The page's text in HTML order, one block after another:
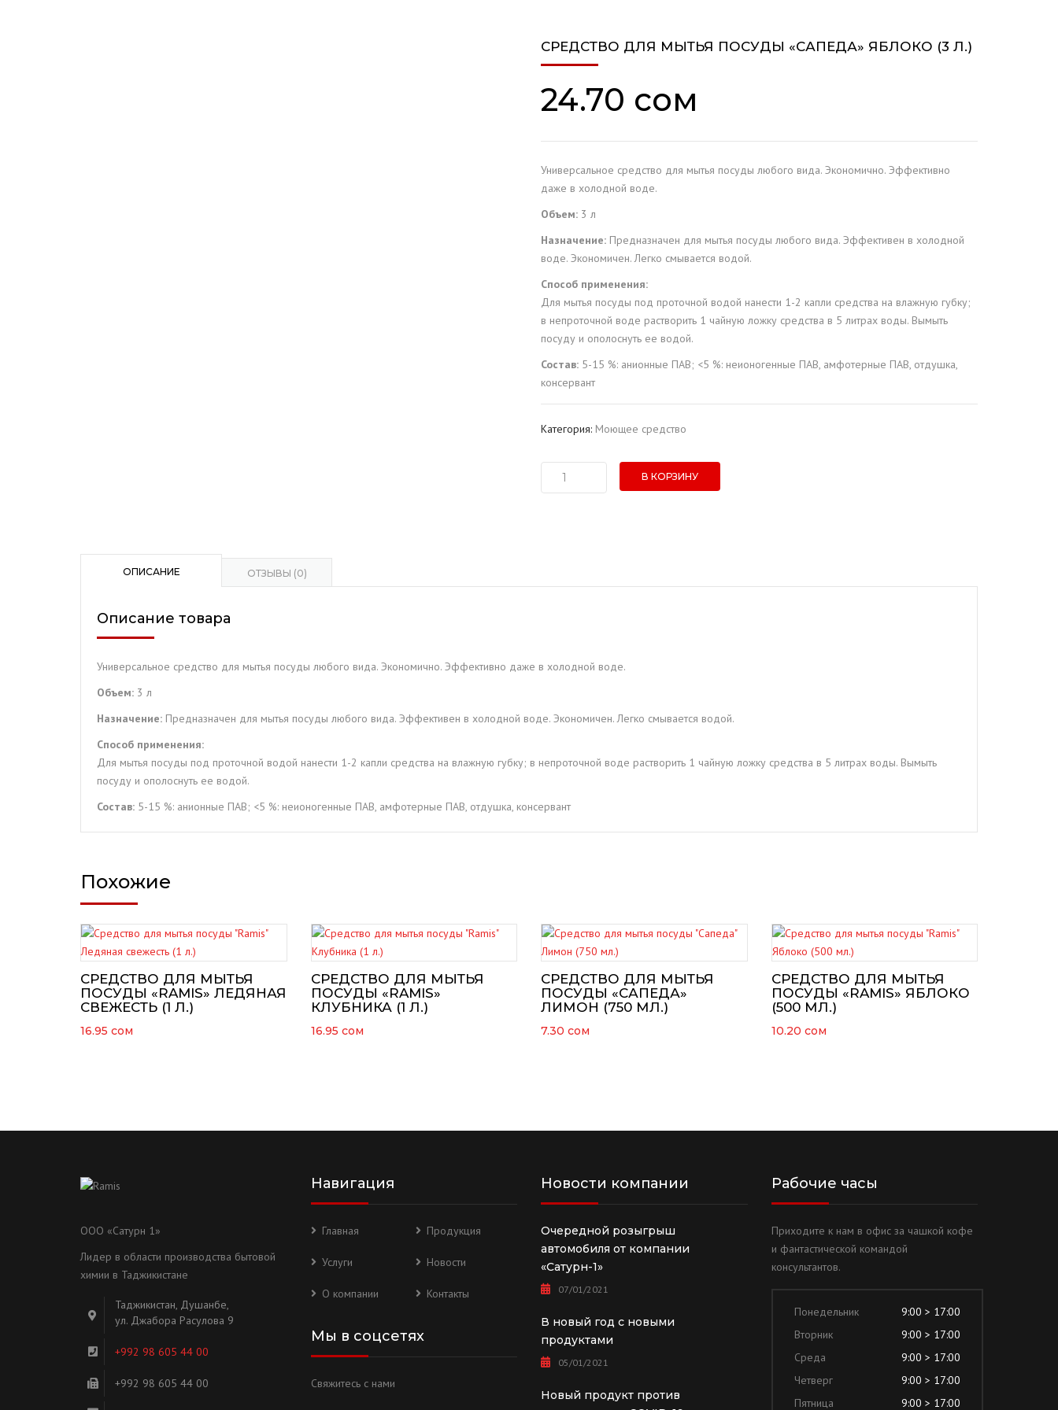
СРЕДСТВО ДЛЯ МЫТЬЯ ПОСУДЫ «САПЕДА» ЯБЛОКО (3 Л.)
24.70 сом
Универсальное средство для мытья посуды любого вида. Экономично. Эффективно
даже в холодной воде.
Объем: 3 л
Назначение: Предназначен для мытья посуды любого вида. Эффективен в холодной
воде. Экономичен. Легко смывается водой.
Способ применения:
Для мытья посуды под проточной водой нанести 1-2 капли средства на влажную губку;
в непроточной воде растворить 1 чайную ложку средства в 5 литрах воды. Вымыть
посуду и ополоснуть ее водой.
Состав: 5-15 %: анионные ПАВ; <5 %: неионогенные ПАВ, амфотерные ПАВ, отдушка,
консервант
Категория: Моющее средство
Количество
"Сапеда"
В КОРЗИНУ
ОПИСАНИЕ ОТЗЫВЫ (0)
Описание товара
Универсальное средство для мытья посуды любого вида. Экономично. Эффективно даже в холодной воде.
Объем: 3 л
Назначение: Предназначен для мытья посуды любого вида. Эффективен в холодной воде. Экономичен. Легко смывается водой.
Способ применения:
Для мытья посуды под проточной водой нанести 1-2 капли средства на влажную губку; в непроточной воде растворить 1 чайную ложку средства в 5 литрах воды. Вымыть
посуду и ополоснуть ее водой.
Состав: 5-15 %: анионные ПАВ; <5 %: неионогенные ПАВ, амфотерные ПАВ, отдушка, консервант
Похожие
СРЕДСТВО ДЛЯ МЫТЬЯ
ПОСУДЫ «RAMIS» ЛЕДЯНАЯ
СВЕЖЕСТЬ (1 Л.)
16.95 сом
СРЕДСТВО ДЛЯ МЫТЬЯ
ПОСУДЫ «RAMIS»
КЛУБНИКА (1 Л.)
16.95 сом
СРЕДСТВО ДЛЯ МЫТЬЯ
ПОСУДЫ «САПЕДА»
ЛИМОН (750 МЛ.)
7.30 сом
СРЕДСТВО ДЛЯ МЫТЬЯ
ПОСУДЫ «RAMIS» ЯБЛОКО
(500 МЛ.)
10.20 сом
ООО «Сатурн 1»
Лидер в области производства бытовой
химии в Таджикистане
Таджикистан, Душанбе,
ул. Джабора Расулова 9
+992 98 605 44 00
+992 98 605 44 00
Навигация
Главная Продукция
Услуги Новости
О компании Контакты
Мы в соцсетях
Свяжитесь с нами
Новости компании
Очередной розыгрыш
автомобиля от компании
«Сатурн-1»
07/01/2021
В новый год с новыми
продуктами
05/01/2021
Новый продукт против
Рабочие часы
Приходите к нам в офис за чашкой кофе
и фантастической командой
консультантов.
Понедельник
9:00 > 17:00
Вторник
9:00 > 17:00
Среда
9:00 > 17:00
Четверг
9:00 > 17:00
Пятница
9:00 > 17:00